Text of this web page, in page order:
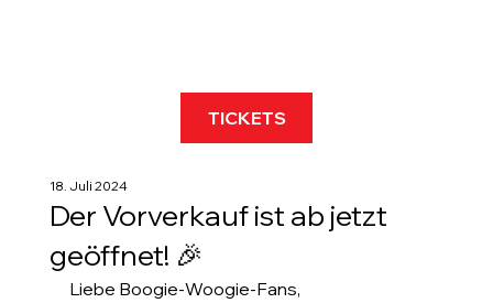
TICKETS
Der Vorverkauf ist ab jetzt
geöffnet! 🎉
18. Juli 2024
Liebe Boogie-Woogie-Fans,